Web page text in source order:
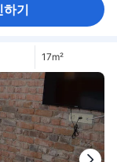
기
17m²